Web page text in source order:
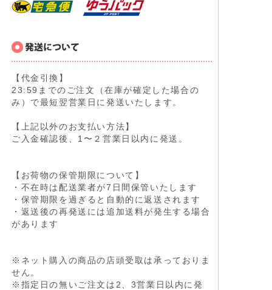
【代金引換】
23:59までのご注文（在庫が確定した場合の
み）で最短翌営業日に発送いたします。
【上記以外のお支払い方法】
ご入金確認後、1〜２営業日以内に発送。
【お荷物の保管期限について】
・不在時は配送業者が7日間保管いたします
・保管期限を過ぎると自動的に返送されます
・返送後の再発送には追加送料が発生する場合
があります
※ネット購入の商品の店頭受取は承っておりま
せん。
※指定日の無いご注文は2、3営業日以内に発